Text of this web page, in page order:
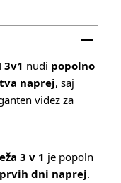
3v1 nudi popolno
naprej, saj
videz za
3 v 1 je popoln
dni naprej.